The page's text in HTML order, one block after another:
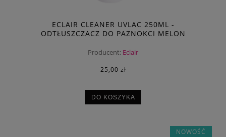
ECLAIR CLEANER UVLAC 250ML -
ODTŁUSZCZACZ DO PAZNOKCI MELON
Producent: Eclair
25,00 zł
DO KOSZYKA
NOWOŚĆ